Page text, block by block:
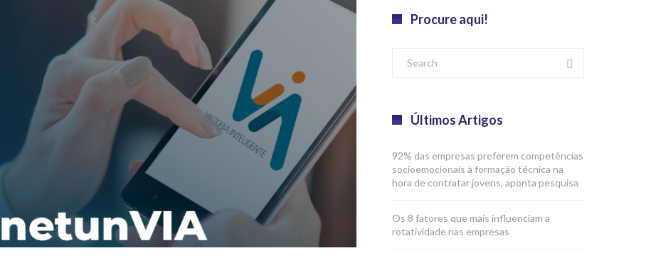
Procure aqui!
Últimos Artigos
92% das empresas preferem competências
socioemocionais à formação técnica na
hora de contratar jovens, aponta pesquisa
Os 8 fatores que mais influenciam a
rotatividade nas empresas